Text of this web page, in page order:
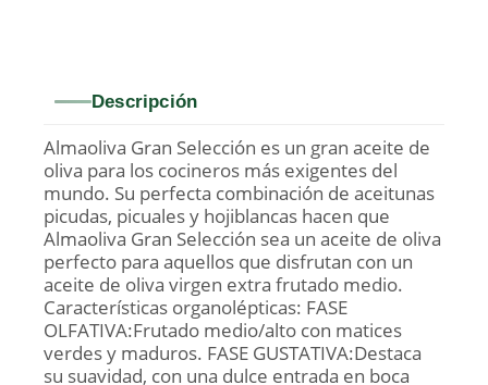
Descripción
Almaoliva Gran Selección es un gran aceite de
oliva para los cocineros más exigentes del
mundo. Su perfecta combinación de aceitunas
picudas, picuales y hojiblancas hacen que
Almaoliva Gran Selección sea un aceite de oliva
perfecto para aquellos que disfrutan con un
aceite de oliva virgen extra frutado medio.
Características organolépticas: FASE
OLFATIVA:Frutado medio/alto con matices
verdes y maduros. FASE GUSTATIVA:Destaca
su suavidad, con una dulce entrada en boca